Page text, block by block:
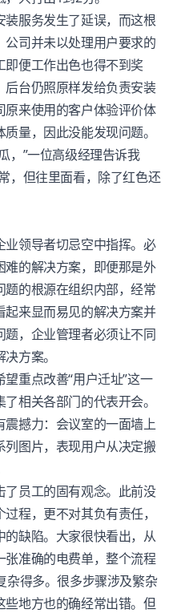
服务发生了延误，而这根
司并未以处理用户要求的
便工作出色也得不到奖
台仍照原样发给负责安装
原来使用的客户体验评价体
量，因此没能发现问题。
，”一位高级经理告诉我
，但往里面看，除了红色还
领导者切忌空中指挥。必
的解决方案，即便那是外
题的根源在组织内部，经常
来显而易见的解决方案并
，企业管理者必须让不同
方案。
重点改善“用户迁址”这一
相关各部门的代表开会。
撼力：会议室的一面墙上
图片，表现用户从决定搬
员工的固有观念。此前没
过程，更不对其负有责任，
缺陷。大家很快看出，从
准确的电费单，整个流程
杂得多。很多步骤涉及繁杂
地方也的确经常出错。但